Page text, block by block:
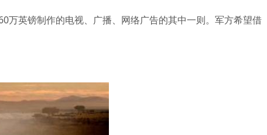
万英镑制作的电视、广播、网络广告的其中一则。军方希望借